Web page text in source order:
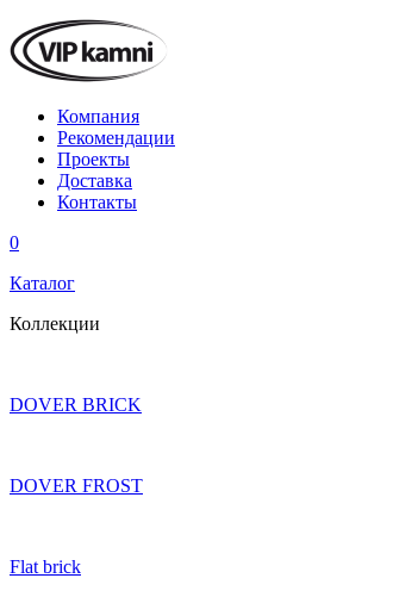
Компания
Рекомендации
Проекты
Доставка
Контакты
0
Каталог
Коллекции
DOVER BRICK
DOVER FROST
Flat brick